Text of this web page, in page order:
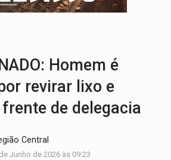
Apostas online começam a afetar produtividade e rotina
Homem é
revirar lixo e
de delegacia
Central
Junho de 2026 às 09:23